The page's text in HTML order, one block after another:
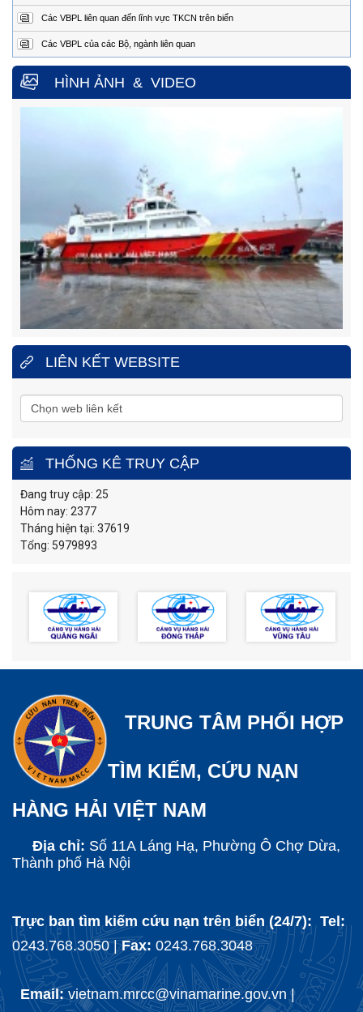
Fax:
0254.3810.353
Trung tâm Phối hợp tìm kiếm, cứu nạn hàng hải khu vực IV
Địa
chỉ
Số 65, đường Nguyễn Văn Linh, phường Nam Nha
Trang, tỉnh Khánh Hòa.
Điện
0258.3880.373(24/24h)
Các VBPL liên quan đến lĩnh vực TKCN trên biển
Các VBPL của các Bộ, ngành liên quan
HÌNH ẢNH & VIDEO
LIÊN KẾT WEBSITE
THỐNG KÊ TRUY CẬP
Đang truy cập: 25
Hôm nay: 2377
Tháng hiện tại: 37619
Tổng: 5979893
TRUNG TÂM PHỐI HỢP
TÌM KIẾM, CỨU NẠN
HÀNG HẢI VIỆT NAM
Địa chỉ: Số 11A Láng Hạ, Phường Ô Chợ Dừa,
Thành phố Hà Nội
Trực ban tìm kiếm cứu nạn trên biển (24/7): Tel:
0243.768.3050 |Fax: 0243.768.3048
Email:vietnam.mrcc@vinamarine.gov.vn |